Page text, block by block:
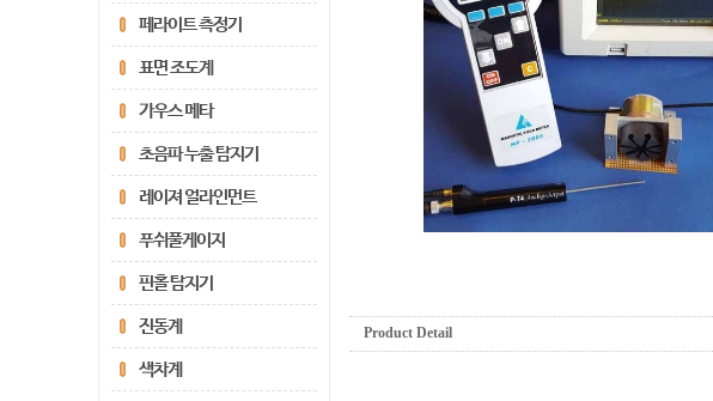
페라이트 측정기
표면 조도계
가우스 메타
초음파 누출 탐지기
레이져 얼라인먼트
푸쉬풀게이지
핀홀 탐지기
진동계
색차계
Product Detail